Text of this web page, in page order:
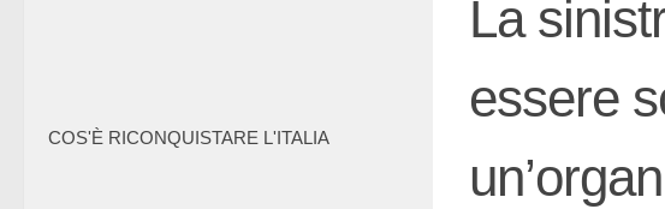
La
essere
COS'È RICONQUISTARE L'ITALIA